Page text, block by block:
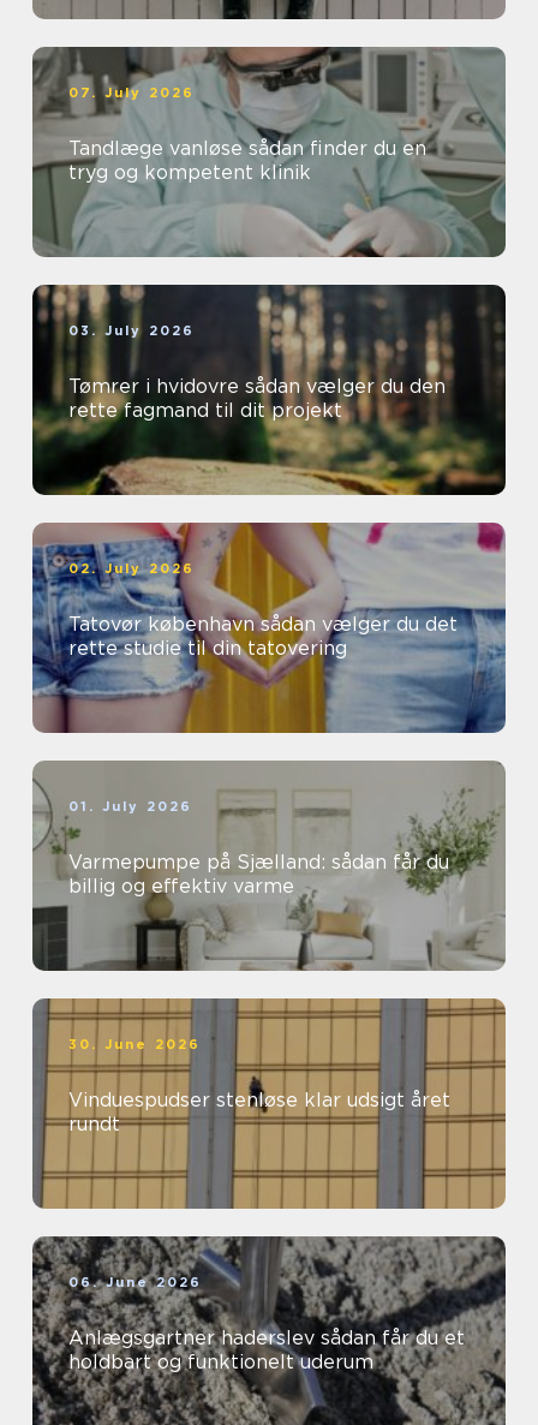
07. July 2026
Tandlæge vanløse sådan finder du en
tryg og kompetent klinik
03. July 2026
Tømrer i hvidovre sådan vælger du den
rette fagmand til dit projekt
02. July 2026
Tatovør københavn sådan vælger du det
rette studie til din tatovering
01. July 2026
Varmepumpe på Sjælland: sådan får du
billig og effektiv varme
30. June 2026
Vinduespudser stenløse klar udsigt året
rundt
06. June 2026
Anlægsgartner haderslev sådan får du et
holdbart og funktionelt uderum